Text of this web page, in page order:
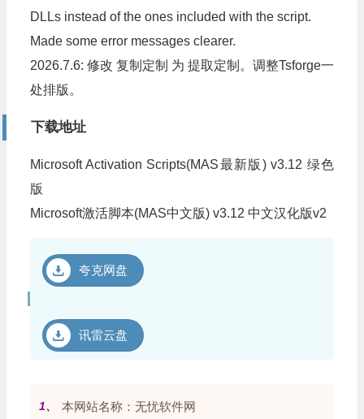
DLLs instead of the ones included with the script.
Made some error messages clearer.
2026.7.6: 修改 复制定制 为 提取定制。调整Tsforge一
处排版。
下载地址
Microsoft Activation Scripts(MAS最新版) v3.12 绿色
版
Microsoft激活脚本(MAS中文版) v3.12 中文汉化版v2
夸克网盘
讯雷云盘
1、 本网站名称：无忧软件网